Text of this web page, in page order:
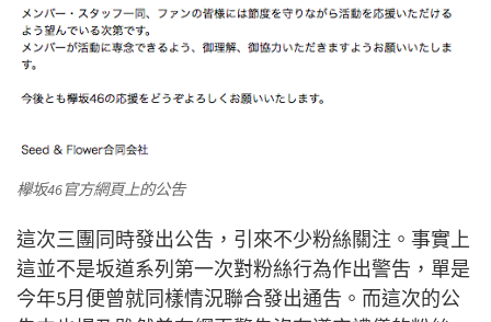
欅坂46官方網頁上的公吿
這次三團同時發出公吿，引來不少粉絲關注。事實上
這並不是坂道系列第一次對粉絲行為作出警吿，單是
今年5月便曾就同樣情況聯合發出通吿。而這次的公